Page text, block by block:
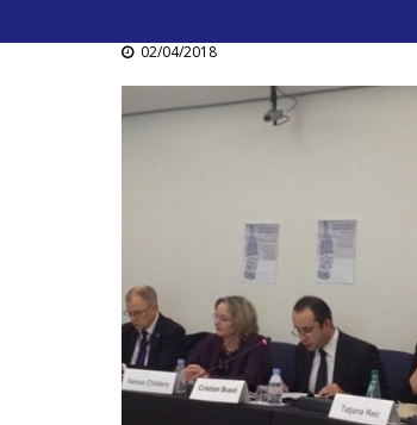
02/04/2018